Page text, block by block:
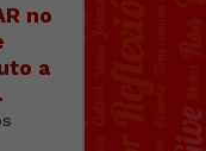
no
a